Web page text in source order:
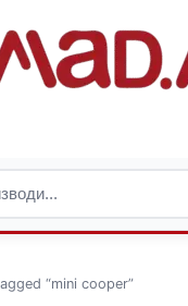
“mini cooper”